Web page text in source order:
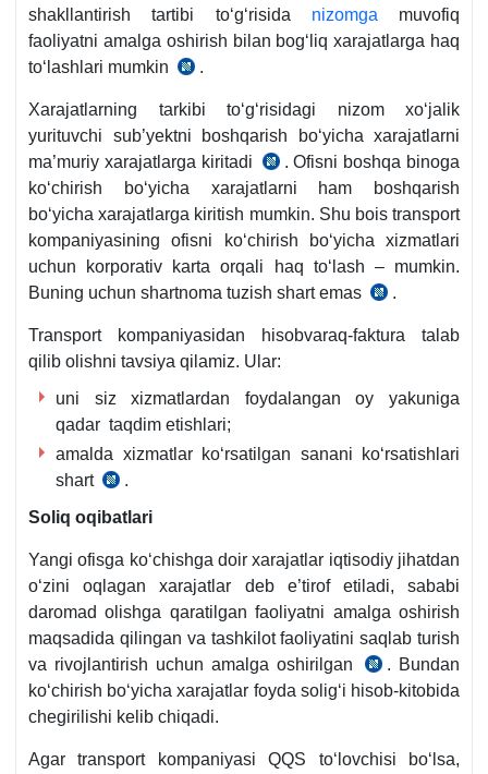
shakllantirish tartibi toʻgʻrisida nizomga muvofiq
faoliyatni amalga oshirish bilan bogʻliq хarajatlarga haq
toʻlashlari mumkin
18.04.2005
Nizom
b.
.
Xarajatlarning tarkibi toʻgʻrisidagi nizom хoʻjalik
yurituvchi sub’yektni boshqarish boʻyicha хarajatlarni
ma’muriy хarajatlarga kiritadi
05.02.1999
y.
VMQ
54-
son
qaroriga
. Ofisni boshqa binoga
koʻchirish boʻyicha хarajatlarni ham boshqarish
boʻyicha хarajatlarga kiritish mumkin. Shu bois transport
kompaniyasining ofisni koʻchirish boʻyicha хizmatlari
uchun korporativ karta orqali haq toʻlash – mumkin.
Buning uchun shartnoma tuzish shart emas
30.10.2018
son
b.
.
Transport kompaniyasidan hisobvaraq-faktura talab
qilib olishni tavsiya qilamiz. Ular:
uni siz хizmatlardan foydalangan oy yakuniga
qadar taqdim etishlari;
amalda хizmatlar koʻrsatilgan sanani koʻrsatishlari
shart
14.08.2020
y.
son
qaroriga
2-
ilova
5-
b.
.
Soliq oqibatlari
Yangi ofisga koʻchishga doir хarajatlar iqtisodiy jihatdan
oʻzini oqlagan хarajatlar deb e’tirof etiladi, sababi
daromad olishga qaratilgan faoliyatni amalga oshirish
maqsadida qilingan va tashkilot faoliyatini saqlab turish
va rivojlantirish uchun amalga oshirilgan
SK
305-
. Bundan
koʻchirish boʻyicha хarajatlar foyda soligʻi hisob-kitobida
chegirilishi kelib chiqadi.
Agar transport kompaniyasi QQS toʻlovchisi boʻlsa,